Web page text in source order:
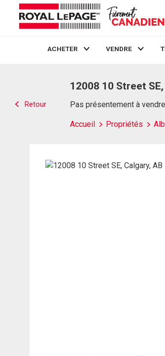
ACHETER VENDRE
Retour
12008 10 Street SE,
Pas présentement à
Accueil Propriétés